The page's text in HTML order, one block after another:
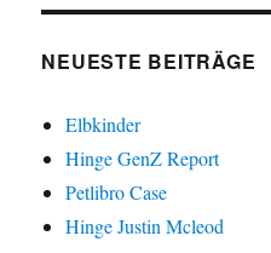
NEUESTE BEITRÄGE
Elbkinder
Hinge GenZ Report
Petlibro Case
Hinge Justin Mcleod